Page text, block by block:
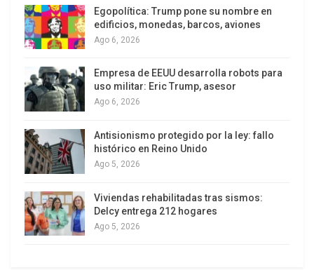
se declararon en “alerta permanente” para
enfrentar cualquier amenaza externa.
Egopolítica: Trump pone su nombre en
edificios, monedas, barcos, aviones
Ago 6, 2026
Empresa de EEUU desarrolla robots para
uso militar: Eric Trump, asesor
Ago 6, 2026
Antisionismo protegido por la ley: fallo
histórico en Reino Unido
Ago 5, 2026
Viviendas rehabilitadas tras sismos:
Delcy entrega 212 hogares
Ago 5, 2026